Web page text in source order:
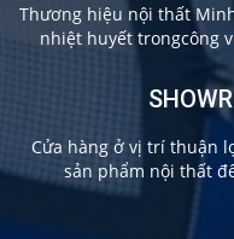
Thương hiệu nội thất
nhiệt huyết trongcông
Cửa hàng ở vị trí thuận
sản phẩm nội thất